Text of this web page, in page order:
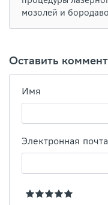
мозолей и
Оставить
Имя
Электронная почта